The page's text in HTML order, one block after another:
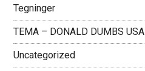
Tegninger
TEMA – DONALD DUMBS USA
Uncategorized